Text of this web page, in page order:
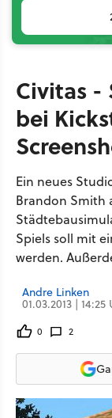
Civitas -
bei
Ein neues
Brandon Smith
Spiels soll mit
werden.
Andre Linken
01.03.2013 |
0 2